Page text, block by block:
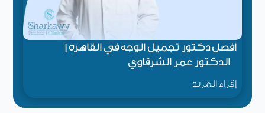
أفضل دكتور تجميل الوجه في القاهرة |
الدكتور عمر الشرقاوي
إقراء المزيد